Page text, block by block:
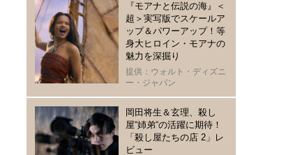
『モアナと伝説の海』＜
超＞実写版でスケールア
ップ＆パワーアップ！等
身大ヒロイン・モアナの
魅力を深掘り
提供：ウォルト・ディズニ
ー・ジャパン
岡田将生＆玄理、殺し
屋“姉弟“の活躍に期待！
「殺し屋たちの店 2」レ
ビュー